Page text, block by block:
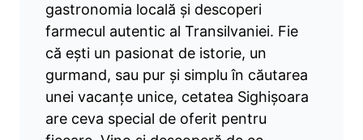
gastronomia locală și descoperi
farmecul autentic al Transilvaniei. Fie
că ești un pasionat de istorie, un
gurmand, sau pur și simplu în căutarea
unei vacanțe unice, cetatea Sighișoara
are ceva special de oferit pentru